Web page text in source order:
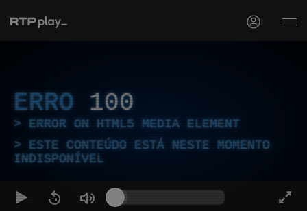
ERRO 100
ERROR ON HTML5 MEDIA ELEMENT
ESTE CONTEÚDO ESTÁ NESTE MOMENTO
INDISPONÍVEL